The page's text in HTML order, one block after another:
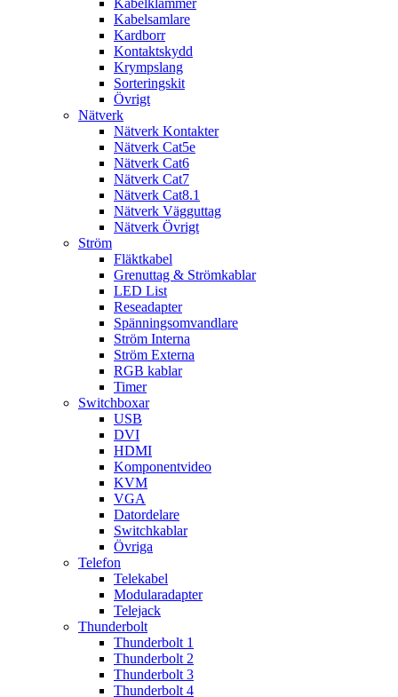
Kabelklammer
Kabelsamlare
Kardborr
Kontaktskydd
Krympslang
Sorteringskit
Övrigt
Nätverk
Nätverk Kontakter
Nätverk Cat5e
Nätverk Cat6
Nätverk Cat7
Nätverk Cat8.1
Nätverk Vägguttag
Nätverk Övrigt
Ström
Fläktkabel
Grenuttag & Strömkablar
LED List
Reseadapter
Spänningsomvandlare
Ström Interna
Ström Externa
RGB kablar
Timer
Switchboxar
USB
DVI
HDMI
Komponentvideo
KVM
VGA
Datordelare
Switchkablar
Övriga
Telefon
Telekabel
Modularadapter
Telejack
Thunderbolt
Thunderbolt 1
Thunderbolt 2
Thunderbolt 3
Thunderbolt 4